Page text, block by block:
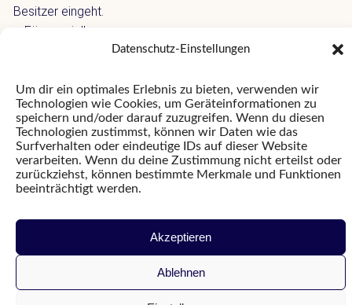
Datenschutz-Einstellungen
Um dir ein optimales Erlebnis zu bieten, verwenden wir
Technologien wie Cookies, um Geräteinformationen zu
speichern und/oder darauf zuzugreifen. Wenn du diesen
Technologien zustimmst, können wir Daten wie das
Surfverhalten oder eindeutige IDs auf dieser Website
verarbeiten. Wenn du deine Zustimmung nicht erteilst oder
zurückziehst, können bestimmte Merkmale und Funktionen
beeinträchtigt werden.
Akzeptieren
Ablehnen
Besitzer eingeht.
Für spezielle
gerne persönliche
Termine.